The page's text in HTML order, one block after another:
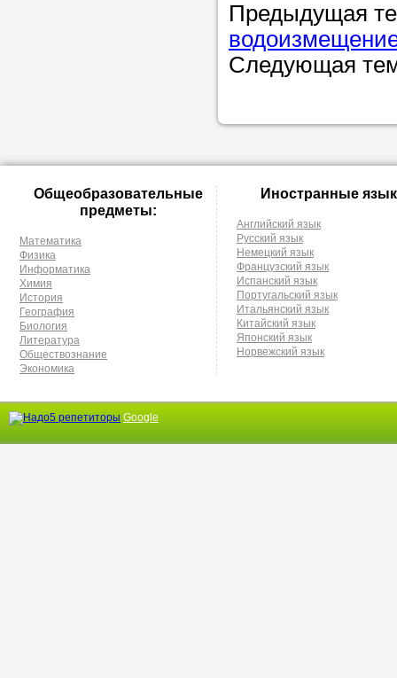
Предыдущая
Следующая
Общеобразовательные
предметы:
Математика
Физика
Информатика
Химия
История
География
Биология
Литература
Обществознание
Экономика
Иностранные
Английский язык
Русский язык
Немецкий язык
Французский язык
Испанский язык
Португальский язык
Итальянский язык
Китайский язык
Японский язык
Норвежский язык
Google